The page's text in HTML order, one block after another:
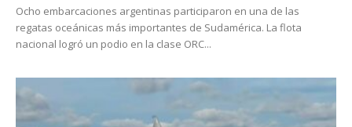
Ocho embarcaciones argentinas participaron en una de las
regatas oceánicas más importantes de Sudamérica. La flota
nacional logró un podio en la clase ORC...